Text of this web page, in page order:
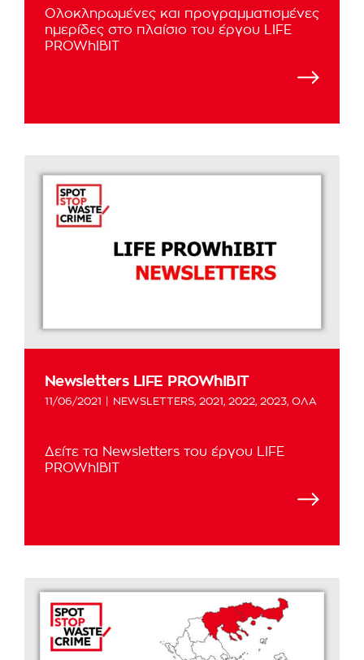
Ολοκληρωμένες και προγραμματισμένες
ημερίδες στο πλαίσιο του έργου LIFE
PROWhIBIT
Newsletters LIFE PROWhIBIT
11/06/2021 NEWSLETTERS, 2021, 2022, 2023, ΟΛΑ
Δείτε τα Newsletters του έργου LIFE
PROWhIBIT